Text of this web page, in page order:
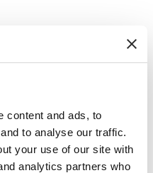
content and ads, to
to analyse our traffic.
your use of our site with
analytics partners who
M
ITGLIED W
ERD
EN
EN